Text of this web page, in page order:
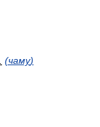
(чаму)